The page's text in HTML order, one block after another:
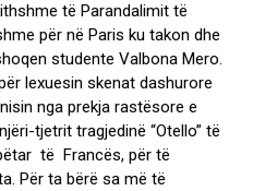
të Parandalimit të
për në Paris ku takon dhe
studente Valbona Mero.
lexuesin skenat dashurore
nga prekja rastësore e
tjetrit tragjedinë “Otello” të
të Francës, për të
Për ta bërë sa më të